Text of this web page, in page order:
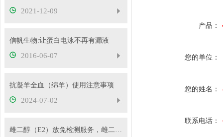
2021-12-09
信帆生物:让蛋白电泳不再有漏液
2016-06-07
抗凝羊全血（绵羊）使用注意事项
2024-07-02
雌二醇（E2）放免检测服务，雌二醇放免实验代测
产品：
您的单位：
您的姓名：
联系电话：